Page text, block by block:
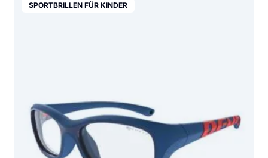
SPORTBRILLEN FÜR KINDER